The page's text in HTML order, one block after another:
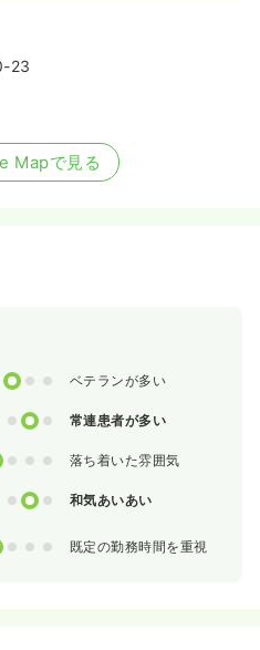
23
Mapで見る
2 3 4 ベテランが多い
2 3 4 常連患者が多い
2 3 4 落ち着いた雰囲気
2 3 4 和気あいあい
2 3 4 既定の勤務時間を重視